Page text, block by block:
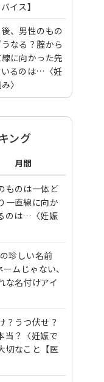
イス】
、男性のもの
なる？腟から
に向かった先
いるのは…〈妊
〉
ング
月間
ものは一体ど
一直線に向か
のは…〈妊娠
珍しい名前
ムじゃない、
な名付けアイ
？うつ伏せ？
当？〈妊娠で
切なこと【医